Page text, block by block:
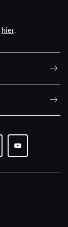
hier.